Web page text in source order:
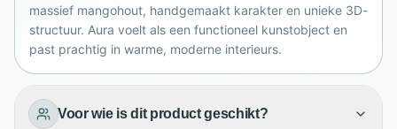
massief mangohout, handgemaakt karakter en unieke 3D-
structuur. Aura voelt als een functioneel kunstobject en
past prachtig in warme, moderne interieurs.
Voor wie is dit product geschikt?